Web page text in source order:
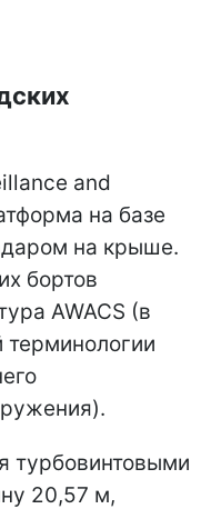
and
на базе
на крыше.
бортов
AWACS (в
терминологии
турбовинтовыми
20,57 м,